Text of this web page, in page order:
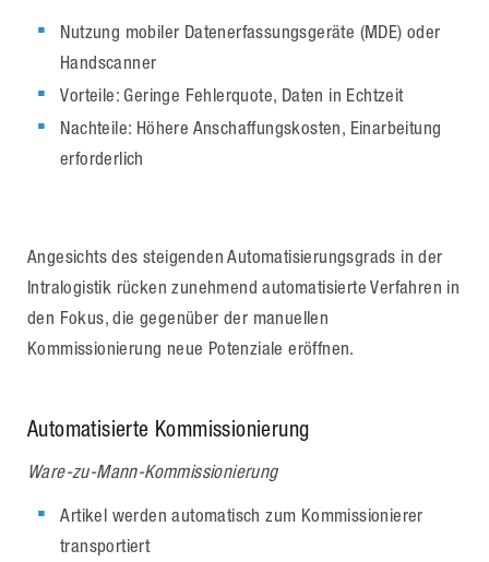
Nutzung mobiler Datenerfassungsgeräte (MDE) oder
Handscanner
Vorteile: Geringe Fehlerquote, Daten in Echtzeit
Nachteile: Höhere Anschaffungskosten, Einarbeitung
erforderlich
Angesichts des steigenden Automatisierungsgrads in der
Intralogistik rücken zunehmend automatisierte Verfahren in
den Fokus, die gegenüber der manuellen
Kommissionierung neue Potenziale eröffnen.
Automatisierte Kommissionierung
Ware-zu-Mann-Kommissionierung
Artikel werden automatisch zum Kommissionierer
transportiert